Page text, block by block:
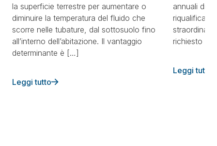
la superficie terrestre per aumentare o
diminuire la temperatura del fluido che
scorre nelle tubature, dal sottosuolo fino
all’interno dell’abitazione. Il vantaggio
determinante è […]
Leggi tutto
annuali di
richiesto
Leggi tutto